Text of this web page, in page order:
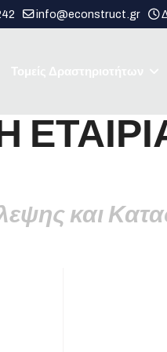
info@econstruct.gr
και